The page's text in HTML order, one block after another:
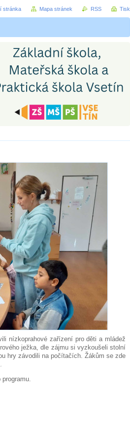
nízkoprahové zařízení pro děti a mládež
ježka, dle zájmu si vyzkoušeli stolní
hry závodili na počítačích. Žákům se zde
stránka Mapa stránek RSS Tisk